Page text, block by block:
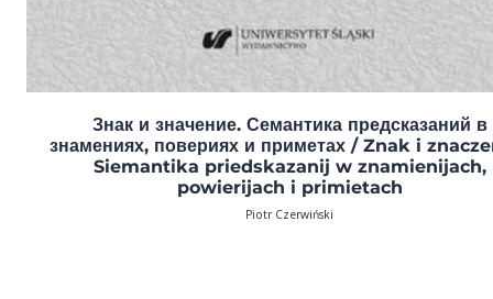
Знак и значение. Семантика предсказаний в
знамениях, повериях и приметах / Znak i
Siemantika priedskazanij w znamienijach,
powierijach i primietach
Piotr Czerwiński